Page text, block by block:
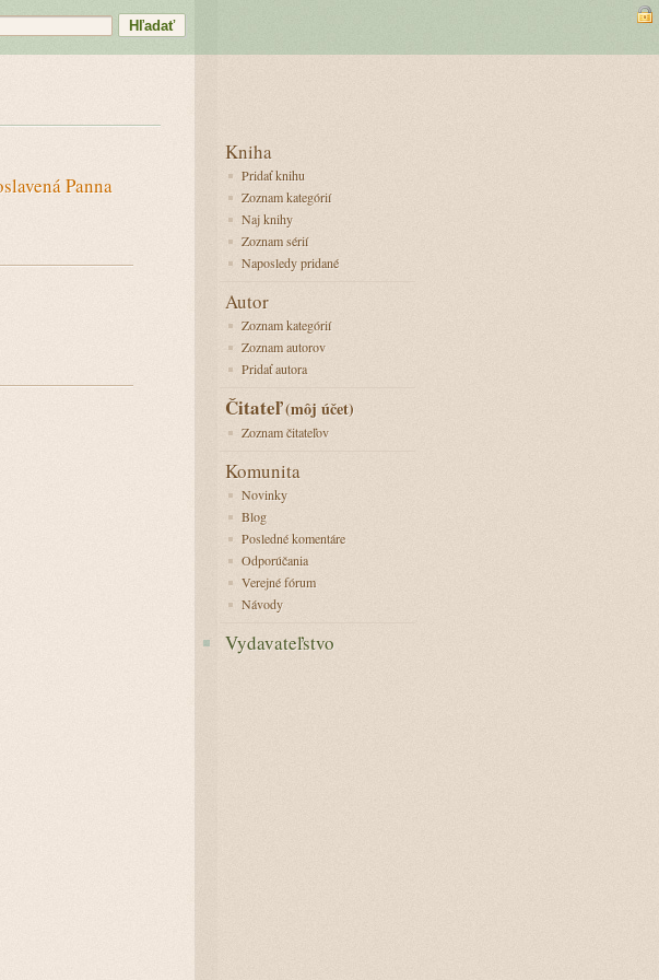
Panna
Kniha
Pridať knihu
Zoznam kategórií
Naj knihy
Zoznam sérií
Naposledy pridané
Autor
Zoznam kategórií
Zoznam autorov
Pridať autora
Čitateľ(môj účet)
Zoznam čitateľov
Komunita
Novinky
Blog
Posledné komentáre
Odporúčania
Verejné fórum
Návody
Vydavateľstvo